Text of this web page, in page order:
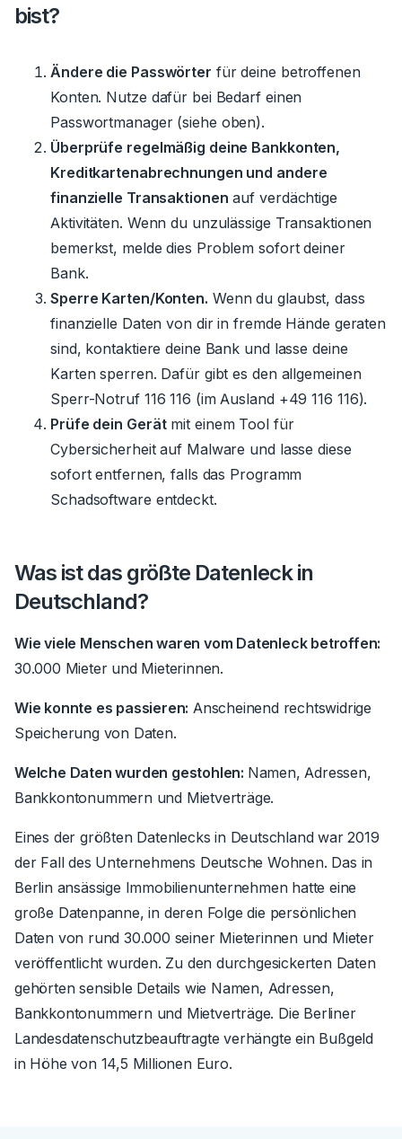
bist?
Ändere die Passwörter für deine betroffenen
Konten. Nutze dafür bei Bedarf einen
Passwortmanager (siehe oben).
Überprüfe regelmäßig deine Bankkonten,
Kreditkartenabrechnungen und andere
finanzielle Transaktionen auf verdächtige
Aktivitäten. Wenn du unzulässige Transaktionen
bemerkst, melde dies Problem sofort deiner
Bank.
Sperre Karten/Konten. Wenn du glaubst, dass
finanzielle Daten von dir in fremde Hände geraten
sind, kontaktiere deine Bank und lasse deine
Karten sperren. Dafür gibt es den allgemeinen
Sperr-Notruf 116 116 (im Ausland +49 116 116).
Prüfe dein Gerätmit einem Tool für
Cybersicherheit auf Malware und lasse diese
sofort entfernen, falls das Programm
Schadsoftware entdeckt.
Was ist das größte Datenleck in
Deutschland?
Wie viele Menschen waren vom Datenleck betroffen:
30.000 Mieter und Mieterinnen.
Wie konnte es passieren: Anscheinend rechtswidrige
Speicherung von Daten.
Welche Daten wurden gestohlen: Namen, Adressen,
Bankkontonummern und Mietverträge.
Eines der größten Datenlecks in Deutschland war 2019
der Fall des Unternehmens Deutsche Wohnen. Das in
Berlin ansässige Immobilienunternehmen hatte eine
große Datenpanne, in deren Folge die persönlichen
Daten von rund 30.000 seiner Mieterinnen und Mieter
veröffentlicht wurden. Zu den durchgesickerten Daten
gehörten sensible Details wie Namen, Adressen,
Bankkontonummern und Mietverträge. Die Berliner
Landesdatenschutzbeauftragte verhängte ein Bußgeld
in Höhe von 14,5 Millionen Euro.